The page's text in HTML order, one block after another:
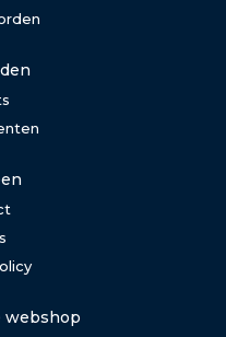
webshop